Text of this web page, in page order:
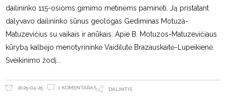
dailininko 115-osioms gimimo metinėms paminėti. Ją pristatant
dalyvavo dailininko sūnus geologas Gediminas Motuza-
Matuzevičius su vaikais ir anūkais. Apie B. Motuzos-Matuzevičiaus
kūrybą kalbėjo menotyrininkė Vaidilutė Brazauskaitė-Lupeikienė.
Sveikinimo žodį
2025-04-25 1 KOMENTARAS DALINTIS